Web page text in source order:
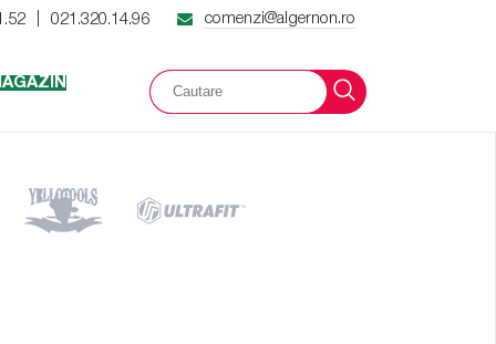
021.320.14.96 comenzi@algernon.ro